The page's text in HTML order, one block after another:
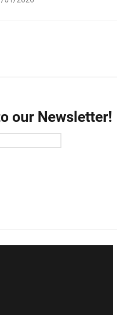
our Newsletter!